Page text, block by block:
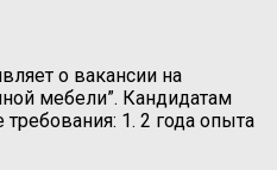
о вакансии на
мебели”. Кандидатам
1. 2 года опыта